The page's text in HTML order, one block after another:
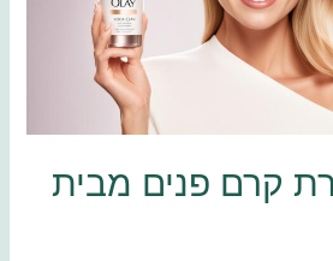
קרם פנים מבית